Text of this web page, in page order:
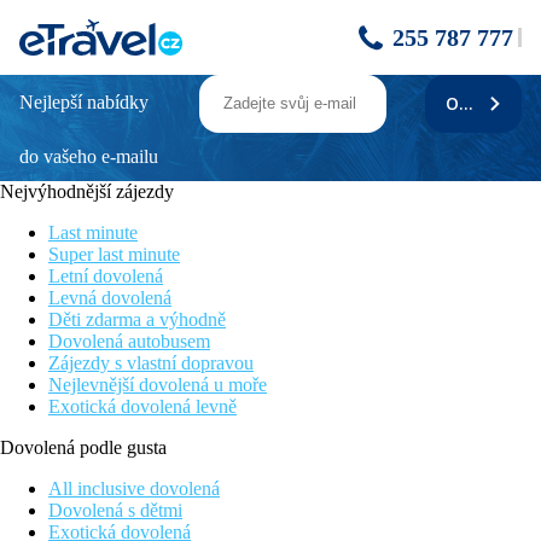
255 787 777
Austrian Garden
Cenově dostupný hotel
Novinka v nabídce
V živé oblasti Patong beach - v dosahu bary, restaurace,
obchody
Wifi zdarma v prostoru hotelu
Poloha
V oblasti Patong s řadou restaurací, barů a obchodů v pěším
dosahu. Písečná pláž Patong leží asi 300 metrů od hotelu.
Vybavení
Recepce, restaurace, bar, bazén v zahradě, osušky zdarma.
Pokoje
Dvoulůžkový pokoj:koupelna/WC (vysoušeč vlasů),
klimatizace, TV/sat., trezor, minilednička, rychlovarná konvice,
Nejlepší nabídky
do vašeho e-mailu
ODEBÍRAT
Nejvýhodnější zájezdy
Last minute
Super last minute
Letní dovolená
Levná dovolená
Děti zdarma a výhodně
Dovolená autobusem
Zájezdy s vlastní dopravou
Nejlevnější dovolená u moře
Exotická dovolená levně
Dovolená podle gusta
All inclusive dovolená
Dovolená s dětmi
Exotická dovolená